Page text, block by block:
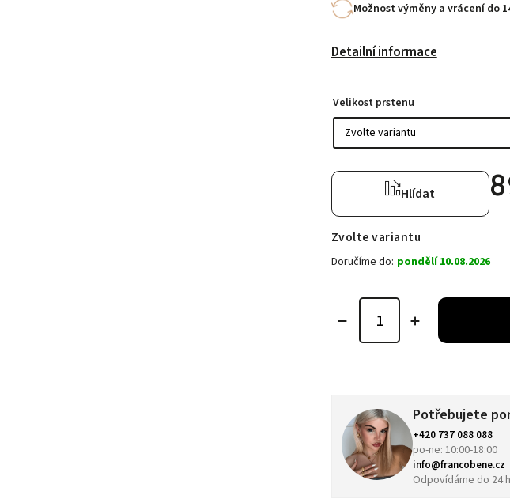
Hlídat
Možnost výměny a vrácení do
Detailní informace
Velikost prstenu
Zvolte variantu
Doručíme do: pondělí 10.08.2026
Potřebujete
+420 737 088 088
po-ne: 10:00-18:00
info@francobene.cz
Odpovídáme do 24